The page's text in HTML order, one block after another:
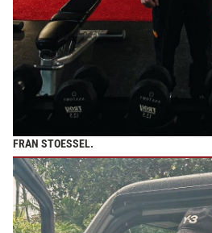
FRAN STOESSEL.